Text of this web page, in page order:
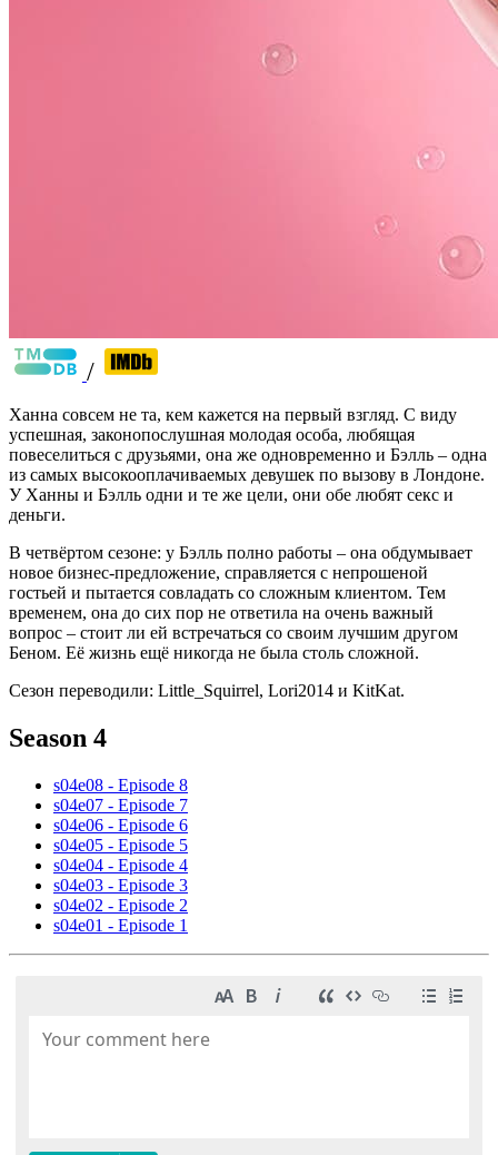
/
Ханна совсем не та, кем кажется на первый взгляд. С виду
успешная, законопослушная молодая особа, любящая
повеселиться с друзьями, она же одновременно и Бэлль – одна
из самых высокооплачиваемых девушек по вызову в Лондоне.
У Ханны и Бэлль одни и те же цели, они обе любят секс и
деньги.
В четвёртом сезоне: у Бэлль полно работы – она обдумывает
новое бизнес-предложение, справляется с непрошеной
гостьей и пытается совладать со сложным клиентом. Тем
временем, она до сих пор не ответила на очень важный
вопрос – стоит ли ей встречаться со своим лучшим другом
Беном. Её жизнь ещё никогда не была столь сложной.
Сезон переводили: Little_Squirrel, Lori2014 и KitKat.
Season 4
s04e08 - Episode 8
s04e07 - Episode 7
s04e06 - Episode 6
s04e05 - Episode 5
s04e04 - Episode 4
s04e03 - Episode 3
s04e02 - Episode 2
s04e01 - Episode 1